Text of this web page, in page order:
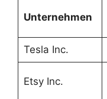
Unternehmen
Tesla Inc.
Etsy Inc.